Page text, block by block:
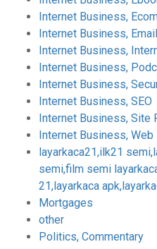
Internet Business,
Internet Business,
Internet Business,
Internet Business,
Internet Business,
Internet Business, SEO
Internet Business, Site
Internet Business, Web
layarkaca21,ilk21
semi,film semi
21,layarkaca
Mortgages
other
Politics, Commentary